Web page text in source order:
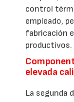
control
empleado,
fabricación
productivos.
elevada
La segunda